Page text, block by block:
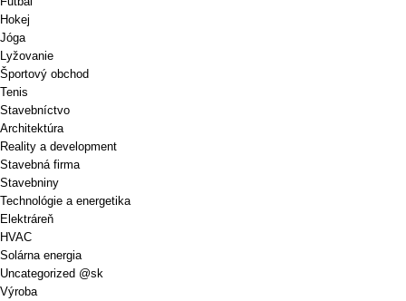
Hokej
Jóga
Lyžovanie
Športový obchod
Tenis
Stavebníctvo
Architektúra
Reality a development
Stavebná firma
Stavebniny
Technológie a energetika
Elektráreň
HVAC
Solárna energia
Uncategorized @sk
Výroba